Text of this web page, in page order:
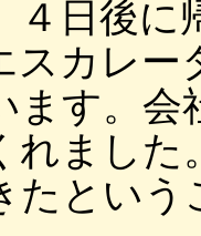
４日後に
スカレー
ます。
れました
たとい